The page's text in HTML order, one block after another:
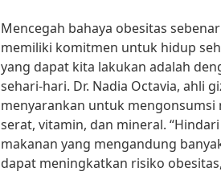
Mencegah bahaya obesitas
memiliki komitmen untuk hidup
yang dapat kita lakukan adalah
sehari-hari. Dr. Nadia Octavia, ahli
menyarankan untuk mengonsumsi
serat, vitamin, dan mineral.
makanan yang mengandung
dapat meningkatkan risiko